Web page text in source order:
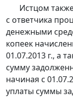
Истцом
с ответчика
денежными
копеек
01.07.2013 г., а
сумму
начиная с
уплаты суммы